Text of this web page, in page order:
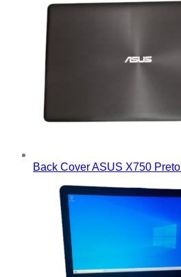
Back Cover ASUS X750 Preto